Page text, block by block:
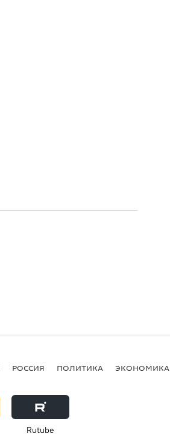
РОССИЯ ПОЛИТИКА ЭКОНОМИКА
Rutube